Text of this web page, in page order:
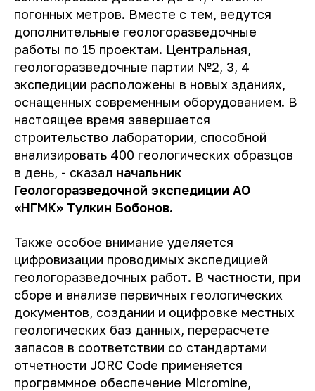
погонных метров. Вместе с тем, ведутся
дополнительные геологоразведочные
работы по 15 проектам. Центральная,
геологоразведочные партии №2, 3, 4
экспедиции расположены в новых зданиях,
оснащенных современным оборудованием. В
настоящее время завершается
строительство лаборатории, способной
анализировать 400 геологических образцов
в день, - сказал начальник
Геологоразведочной экспедиции АО
«НГМК» Тулкин Бобонов.
Также особое внимание уделяется
цифровизации проводимых экспедицией
геологоразведочных работ. В частности, при
сборе и анализе первичных геологических
документов, создании и оцифровке местных
геологических баз данных, перерасчете
запасов в соответствии со стандартами
отчетности JORC Code применяется
программное обеспечение Micromine,